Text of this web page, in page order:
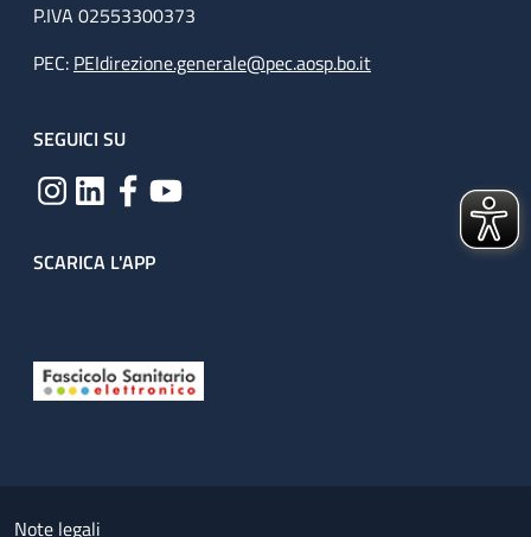
P.IVA 02553300373
PEC: PEIdirezione.generale@pec.aosp.bo.it
SEGUICI SU
SCARICA L'APP
Small prints
Note legali